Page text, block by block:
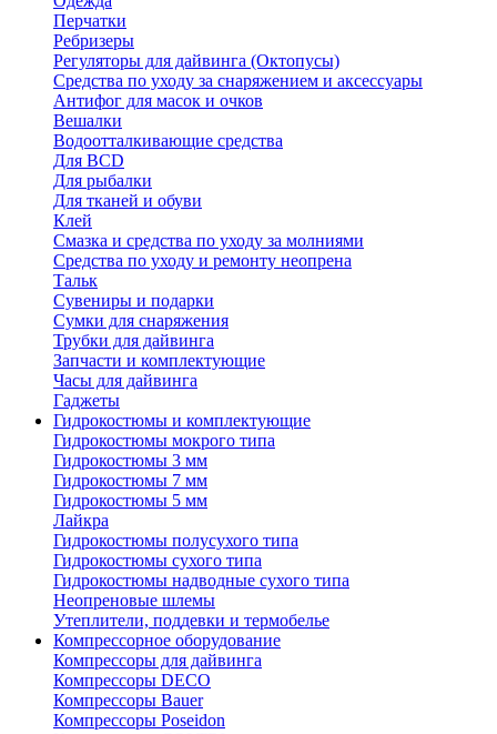
Перчатки
Ребризеры
Регуляторы для дайвинга (Октопусы)
Средства по уходу за снаряжением и аксессуары
Антифог для масок и очков
Вешалки
Водоотталкивающие средства
Для BCD
Для рыбалки
Для тканей и обуви
Клей
Смазка и средства по уходу за молниями
Средства по уходу и ремонту неопрена
Тальк
Сувениры и подарки
Сумки для снаряжения
Трубки для дайвинга
Запчасти и комплектующие
Часы для дайвинга
Гаджеты
Гидрокостюмы и комплектующие
Гидрокостюмы мокрого типа
Гидрокостюмы 3 мм
Гидрокостюмы 7 мм
Гидрокостюмы 5 мм
Лайкра
Гидрокостюмы полусухого типа
Гидрокостюмы сухого типа
Гидрокостюмы надводные сухого типа
Неопреновые шлемы
Утеплители, поддевки и термобелье
Компрессорное оборудование
Компрессоры для дайвинга
Компрессоры DECO
Компрессоры Bauer
Компрессоры Poseidon